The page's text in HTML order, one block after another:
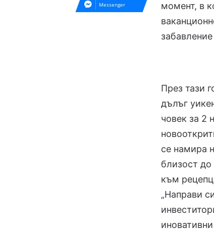
момент, в
През тази
дълъг
човек за 2
се намира
близост до
към
„Направи
Messenger